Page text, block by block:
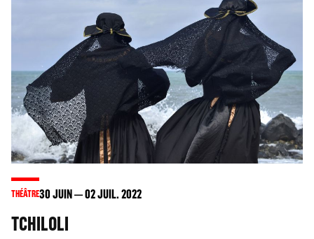
THÉÂTRE30JUIN 02JUIL. 2022
TCHILOLI